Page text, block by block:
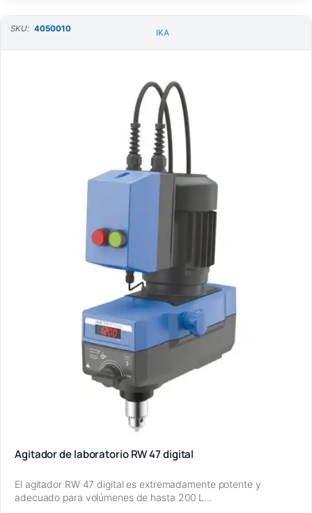
SKU: 4050010 IKA
Agitador de laboratorio RW 47 digital
El agitador RW 47 digital es extremadamente potente y
adecuado para volúmenes de hasta 200 L…